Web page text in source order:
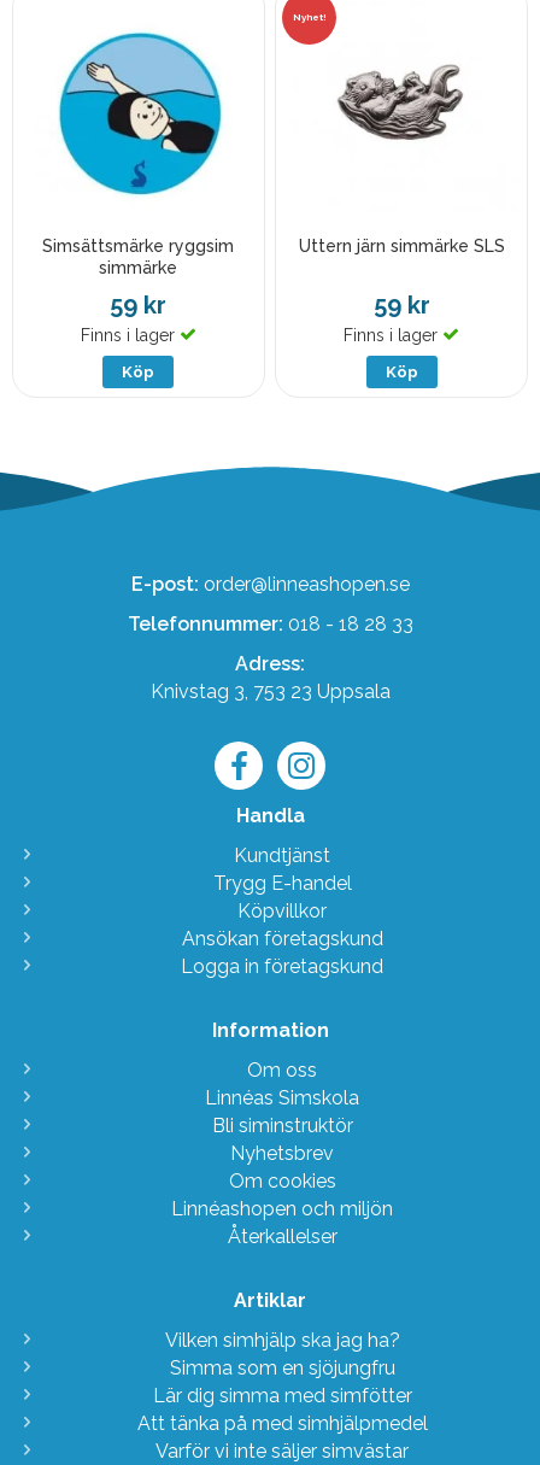
Simsättsmärke ryggsim
simmärke
59 kr
Finns i lager
Köp
Uttern järn simmärke SLS
59 kr
Finns i lager
Köp
Nyhet!
E-post: order@linneashopen.se
Telefonnummer: 018 - 18 28 33
Adress:
Knivstag 3, 753 23 Uppsala
Handla
Kundtjänst
Trygg E-handel
Köpvillkor
Ansökan företagskund
Logga in företagskund
Information
Om oss
Linnéas Simskola
Bli siminstruktör
Nyhetsbrev
Om cookies
Linnéashopen och miljön
Återkallelser
Artiklar
Vilken simhjälp ska jag ha?
Simma som en sjöjungfru
Lär dig simma med simfötter
Att tänka på med simhjälpmedel
Varför vi inte säljer simvästar